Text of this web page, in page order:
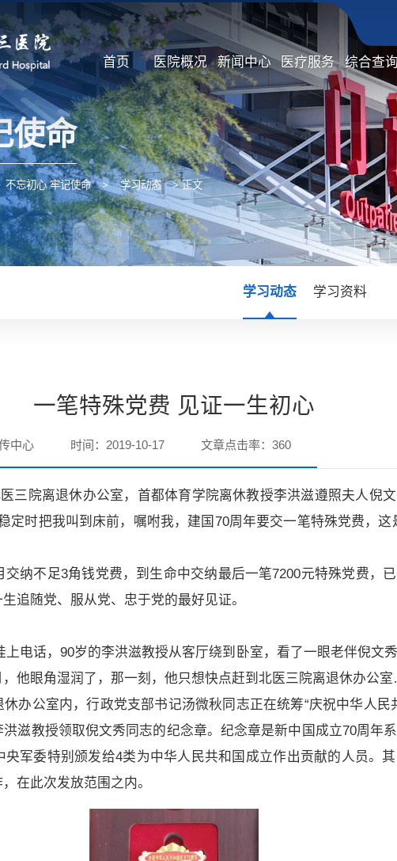
首页 医院概况 新闻中心 医疗服务 综合查询
使命
不忘初心 牢记使命 > 学习动态 > 正文
学习动态 学习资料
一笔特殊党费 见证一生初心
中心 时间：2019-10-17 文章点击率： 360
三院离退休办公室，首都体育学院离休教授李洪滋遵照夫人倪
定时把我叫到床前，嘱咐我，建国70周年要交一笔特殊党费，这
交纳不足3角钱党费，到生命中交纳最后一笔7200元特殊党费，
追随党、服从党、忠于党的最好见证。
上电话，90岁的李洪滋教授从客厅绕到卧室，看了一眼老伴倪文
他眼角湿润了，那一刻，他只想快点赶到北医三院离退休办公
办公室内，行政党支部书记汤微秋同志正在统筹“庆祝中华人民
滋教授领取倪文秀同志的纪念章。纪念章是新中国成立70周年
军委特别颁发给4类为中华人民共和国成立作出贡献的人员。
在此次发放范围之内。